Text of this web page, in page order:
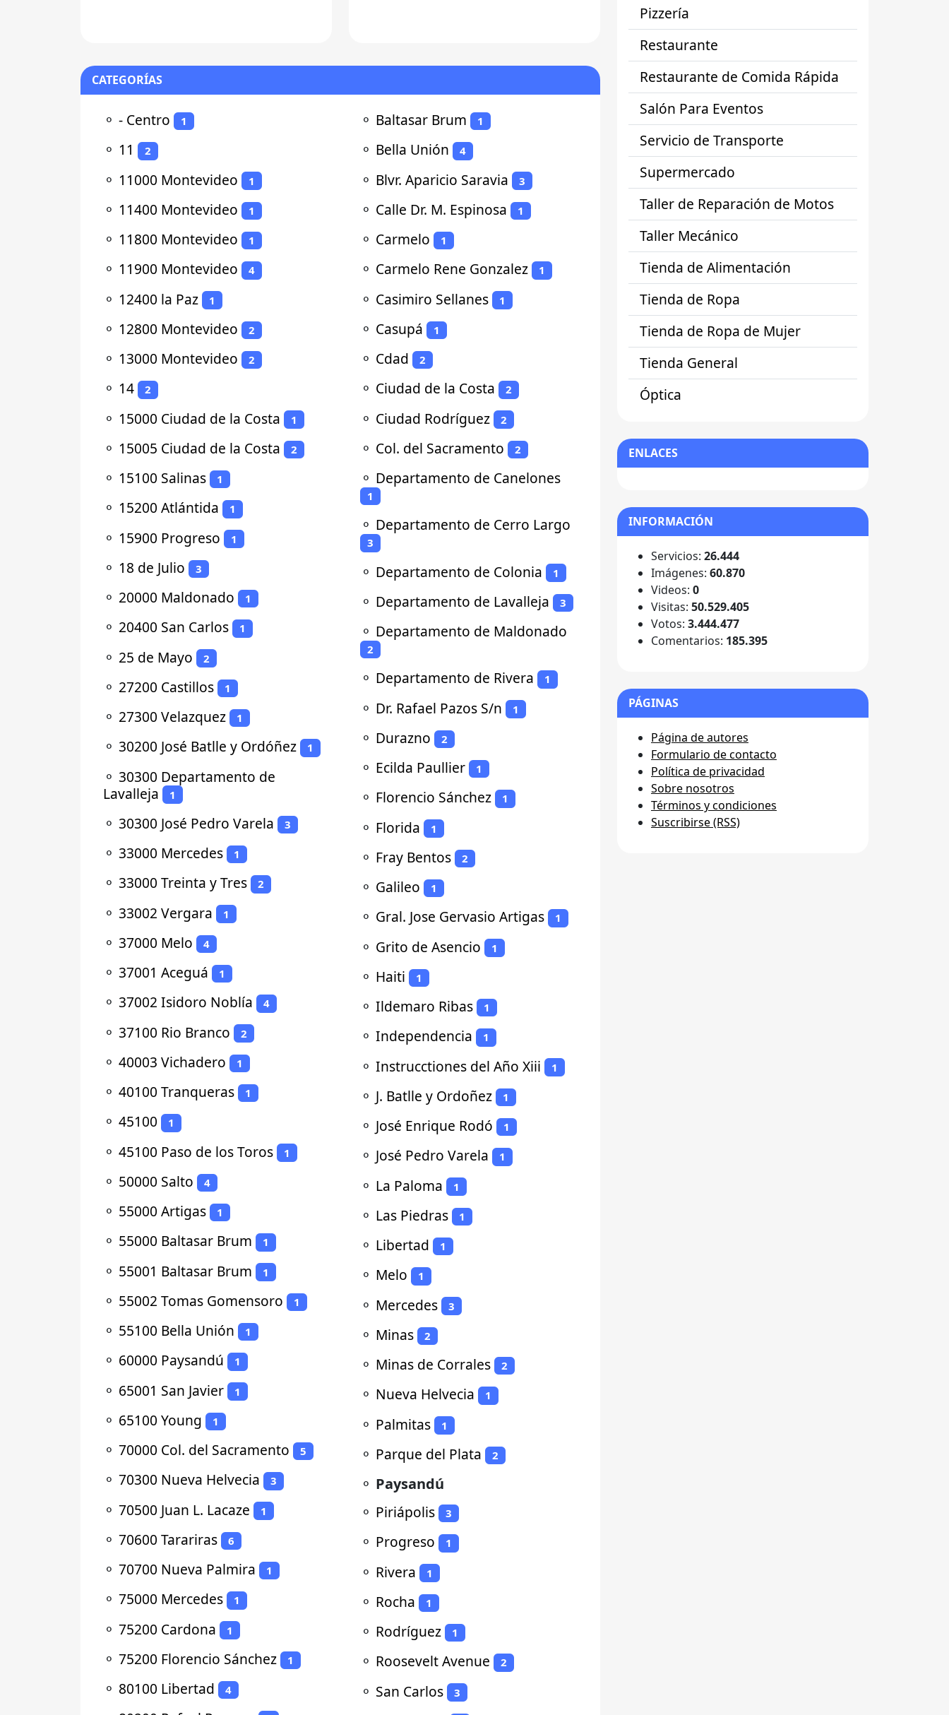
CATEGORÍAS
⚬ - Centro 1
⚬ 11 2
⚬ 11000 Montevideo 1
⚬ 11400 Montevideo 1
⚬ 11800 Montevideo 1
⚬ 11900 Montevideo 4
⚬ 12400 la Paz 1
⚬ 12800 Montevideo 2
⚬ 13000 Montevideo 2
⚬ 14 2
⚬ 15000 Ciudad de la Costa 1
⚬ 15005 Ciudad de la Costa 2
⚬ 15100 Salinas 1
⚬ 15200 Atlántida 1
⚬ 15900 Progreso 1
⚬ 18 de Julio 3
⚬ 20000 Maldonado 1
⚬ 20400 San Carlos 1
⚬ 25 de Mayo 2
⚬ 27200 Castillos 1
⚬ 27300 Velazquez 1
⚬ 30200 José Batlle y Ordóñez 1
⚬ 30300 Departamento de
Lavalleja
1
⚬ 30300 José Pedro Varela 3
⚬ 33000 Mercedes 1
⚬ 33000 Treinta y Tres 2
⚬ 33002 Vergara 1
⚬ 37000 Melo 4
⚬ 37001 Aceguá 1
⚬ 37002 Isidoro Noblía 4
⚬ 37100 Rio Branco 2
⚬ 40003 Vichadero 1
⚬ 40100 Tranqueras 1
⚬ 45100 1
⚬ 45100 Paso de los Toros 1
⚬ 50000 Salto 4
⚬ 55000 Artigas 1
⚬ 55000 Baltasar Brum 1
⚬ 55001 Baltasar Brum 1
⚬ 55002 Tomas Gomensoro 1
⚬ 55100 Bella Unión 1
⚬ 60000 Paysandú 1
⚬ 65001 San Javier 1
⚬ 65100 Young 1
⚬ 70000 Col. del Sacramento 5
⚬ 70300 Nueva Helvecia 3
⚬ 70500 Juan L. Lacaze 1
⚬ 70600 Tarariras 6
⚬ 70700 Nueva Palmira 1
⚬ 75000 Mercedes 1
⚬ 75200 Cardona 1
⚬ 75200 Florencio Sánchez 1
⚬ 80100 Libertad 4
⚬ Baltasar Brum 1
⚬ Bella Unión 4
⚬ Blvr. Aparicio Saravia 3
⚬ Calle Dr. M. Espinosa 1
⚬ Carmelo 1
⚬ Carmelo Rene Gonzalez 1
⚬ Casimiro Sellanes 1
⚬ Casupá 1
⚬ Cdad 2
⚬ Ciudad de la Costa 2
⚬ Ciudad Rodríguez 2
⚬ Col. del Sacramento 2
⚬ Departamento de Canelones
1
⚬ Departamento de Cerro Largo
3
⚬ Departamento de Colonia 1
⚬ Departamento de Lavalleja 3
⚬ Departamento de Maldonado
2
⚬ Departamento de Rivera 1
⚬ Dr. Rafael Pazos S/n 1
⚬ Durazno 2
⚬ Ecilda Paullier 1
⚬ Florencio Sánchez 1
⚬ Florida 1
⚬ Fray Bentos 2
⚬ Galileo 1
⚬ Gral. Jose Gervasio Artigas 1
⚬ Grito de Asencio 1
⚬ Haiti 1
⚬ Ildemaro Ribas 1
⚬ Independencia 1
⚬ Instrucctiones del Año Xiii 1
⚬ J. Batlle y Ordoñez 1
⚬ José Enrique Rodó 1
⚬ José Pedro Varela 1
⚬ La Paloma 1
⚬ Las Piedras 1
⚬ Libertad 1
⚬ Melo 1
⚬ Mercedes 3
⚬ Minas 2
⚬ Minas de Corrales 2
⚬ Nueva Helvecia 1
⚬ Palmitas 1
⚬ Parque del Plata 2
⚬ Paysandú
⚬ Piriápolis 3
⚬ Progreso 1
⚬ Rivera 1
⚬ Rocha 1
⚬ Rodríguez 1
⚬ Roosevelt Avenue 2
⚬ San Carlos 3
Pizzería
Restaurante
Restaurante de Comida Rápida
Salón Para Eventos
Servicio de Transporte
Supermercado
Taller de Reparación de Motos
Taller Mecánico
Tienda de Alimentación
Tienda de Ropa
Tienda de Ropa de Mujer
Tienda General
Óptica
ENLACES
INFORMACIÓN
Servicios: 26.444
Imágenes: 60.870
Videos: 0
Visitas: 50.529.405
Votos: 3.444.477
Comentarios: 185.395
PÁGINAS
Página de autores
Formulario de contacto
Política de privacidad
Sobre nosotros
Términos y condiciones
Suscribirse (RSS)